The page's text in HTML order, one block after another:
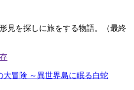
見を探しに旅をする物語。（最終